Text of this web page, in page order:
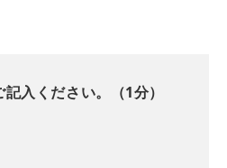
入ください。（1分）